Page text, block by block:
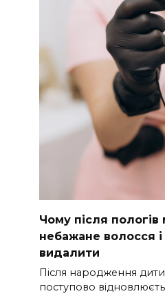
Чому після пологів
небажане волосся
видалити
Після народження
поступово